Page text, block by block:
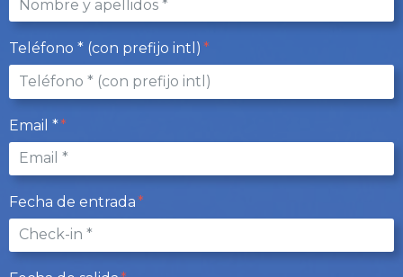
Teléfono * (con prefijo intl)
Email *
Fecha de entrada